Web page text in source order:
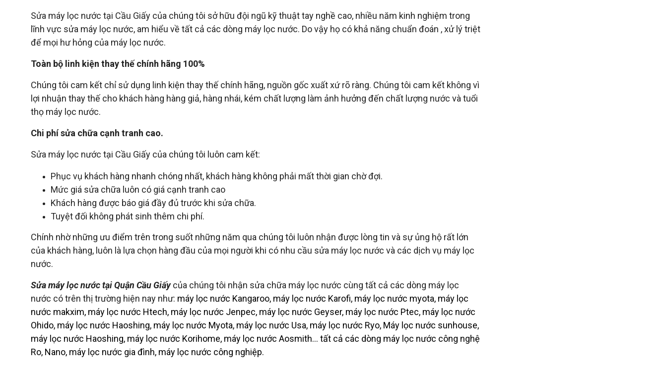
Sửa máy lọc nước tại Cầu Giấy của chúng tôi sở hữu đội ngũ kỹ thuật tay nghề cao, nhiều năm kinh nghiệm trong
lĩnh vực sửa máy lọc nước, am hiểu về tất cả các dòng máy lọc nước. Do vậy họ có khả năng chuẩn đoán , xử lý triệt
để mọi hư hỏng của máy lọc nước.
Toàn bộ linh kiện thay thế chính hãng 100%
Chúng tôi cam kết chỉ sử dụng linh kiện thay thế chính hãng, nguồn gốc xuất xứ rõ ràng. Chúng tôi cam kết không vì
lợi nhuận thay thế cho khách hàng hàng giả, hàng nhái, kém chất lượng làm ảnh hưởng đến chất lượng nước và tuổi
thọ máy lọc nước.
Chi phí sửa chữa cạnh tranh cao.
Sửa máy lọc nước tại Cầu Giấy của chúng tôi luôn cam kết:
Phục vụ khách hàng nhanh chóng nhất, khách hàng không phải mất thời gian chờ đợi.
Mức giá sửa chữa luôn có giá cạnh tranh cao
Khách hàng được báo giá đầy đủ trước khi sửa chữa.
Tuyệt đối không phát sinh thêm chi phí.
Chính nhờ những ưu điểm trên trong suốt những năm qua chúng tôi luôn nhận được lòng tin và sự ủng hộ rất lớn
của khách hàng, luôn là lựa chọn hàng đầu của mọi người khi có nhu cầu sửa máy lọc nước và các dịch vụ máy lọc
nước.
Sửa máy lọc nước tại Quận Cầu Giấy của chúng tôi nhận sửa chữa máy lọc nước cùng tất cả các dòng máy lọc
nước có trên thị trường hiện nay như: máy lọc nước Kangaroo, máy lọc nước Karofi, máy lọc nước myota, máy lọc
nước makxim, máy lọc nước Htech, máy lọc nước Jenpec, máy lọc nước Geyser, máy lọc nước Ptec, máy lọc nước
Ohido, máy lọc nước Haoshing, máy lọc nước Myota, máy lọc nước Usa, máy lọc nước Ryo, Máy lọc nước sunhouse,
máy lọc nước Haoshing, máy lọc nước Korihome, máy lọc nước Aosmith... tất cả các dòng máy lọc nước công nghệ
Ro, Nano, máy lọc nước gia đình, máy lọc nước công nghiệp.